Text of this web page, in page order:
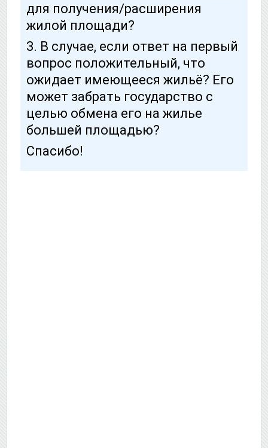
для получения/расширения
жилой площади?
3. В случае, если ответ на первый
вопрос положительный, что
ожидает имеющееся жильё? Его
может забрать государство с
целью обмена его на жилье
большей площадью?
Спасибо!